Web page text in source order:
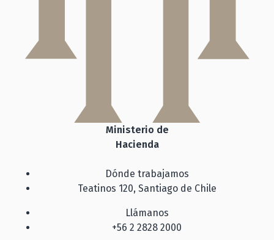
Ministerio de
Hacienda
Dónde trabajamos
Teatinos 120, Santiago de Chile
Llámanos
+56 2 2828 2000